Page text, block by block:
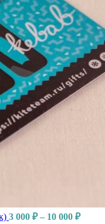
3 000 ₽ – 10 000 ₽